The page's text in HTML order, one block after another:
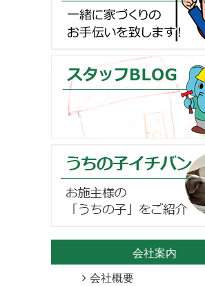
会社案内
会社概要